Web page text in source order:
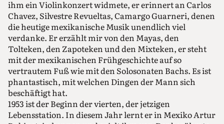
ihm ein Violinkonzert widmete, er erinnert an Carlos
Chavez, Silvestre Revueltas, Camargo Guarneri, denen
die heutige mexikanische Musik unendlich viel
verdanke. Er erzählt mir von den Mayas, den
Tolteken, den Zapoteken und den Mixteken, er steht
mit der mexikanischen Frühgeschichte auf so
vertrautem Fuß wie mit den Solosonaten Bachs. Es ist
phantastisch, mit welchen Dingen der Mann sich
beschäftigt hat.
1953 ist der Beginn der vierten, der jetzigen
Lebensstation. In diesem Jahr lernt er in Mexiko Artur